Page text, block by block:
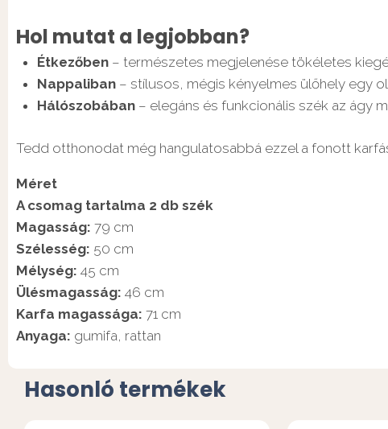
Hol mutat a legjobban?
Étkezőben– természetes megjelenése tökéletes
Nappaliban– stílusos, mégis kényelmes ülőhely egy
Hálószobában– elegáns és funkcionális szék az ágy
Tedd otthonodat még hangulatosabbá ezzel a fonott
Méret
A csomag tartalma 2 db szék
Magasság: 79 cm
Szélesség: 50 cm
Mélység: 45 cm
Ülésmagasság: 46 cm
Karfa magassága: 71 cm
Anyaga: gumifa, rattan
Hasonló termékek